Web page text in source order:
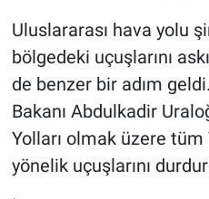
Uluslararası hava yolu
bölgedeki uçuşlarını
de benzer bir adım
Bakanı Abdulkadir
Yolları olmak üzere
yönelik uçuşlarını
İlan
Kimdir
Koronavirüs
Kültür Sanat